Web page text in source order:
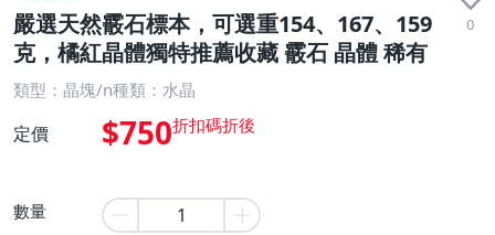
嚴選天然霰石標本，可選重154、167、159
克，橘紅晶體獨特推薦收藏 霰石 晶體 稀有
0
類型：晶塊/n種類：水晶
定價 $750
數量